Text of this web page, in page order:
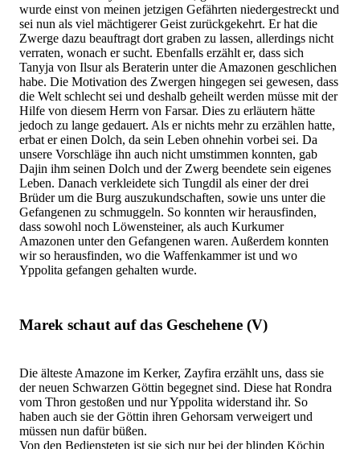
wurde einst von meinen jetzigen Gefährten niedergestreckt und
sei nun als viel mächtigerer Geist zurückgekehrt. Er hat die
Zwerge dazu beauftragt dort graben zu lassen, allerdings nicht
verraten, wonach er sucht. Ebenfalls erzählt er, dass sich
Tanyja von Ilsur als Beraterin unter die Amazonen geschlichen
habe. Die Motivation des Zwergen hingegen sei gewesen, dass
die Welt schlecht sei und deshalb geheilt werden müsse mit der
Hilfe von diesem Herrn von Farsar. Dies zu erläutern hätte
jedoch zu lange gedauert. Als er nichts mehr zu erzählen hatte,
erbat er einen Dolch, da sein Leben ohnehin vorbei sei. Da
unsere Vorschläge ihn auch nicht umstimmen konnten, gab
Dajin ihm seinen Dolch und der Zwerg beendete sein eigenes
Leben. Danach verkleidete sich Tungdil als einer der drei
Brüder um die Burg auszukundschaften, sowie uns unter die
Gefangenen zu schmuggeln. So konnten wir herausfinden,
dass sowohl noch Löwensteiner, als auch Kurkumer
Amazonen unter den Gefangenen waren. Außerdem konnten
wir so herausfinden, wo die Waffenkammer ist und wo
Yppolita gefangen gehalten wurde.
Marek schaut auf das Geschehene (V)
Die älteste Amazone im Kerker, Zayfira erzählt uns, dass sie
der neuen Schwarzen Göttin begegnet sind. Diese hat Rondra
vom Thron gestoßen und nur Yppolita widerstand ihr. So
haben auch sie der Göttin ihren Gehorsam verweigert und
müssen nun dafür büßen.
Von den Bediensteten ist sie sich nur bei der blinden Köchin